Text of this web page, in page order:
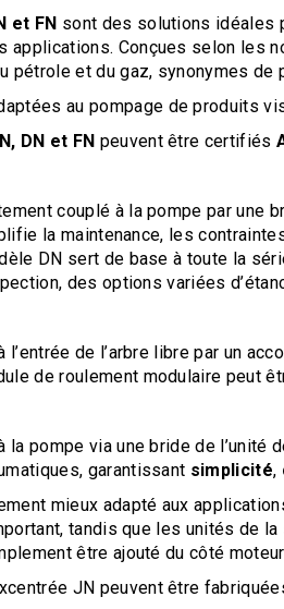
et FN sont des solutions idéales
applications. Conçues selon
pétrole et du gaz, synonymes de
au pompage de produits
DN et FN peuvent être certifiés
couplé à la pompe par une
la maintenance, les
DN sert de base à toute la
des options variées
l’entrée de l’arbre libre par un
de roulement modulaire peut
la pompe via une bride de
garantissant simplicité,
mieux adapté aux
tandis que les unités de
être ajouté du côté
JN peuvent être